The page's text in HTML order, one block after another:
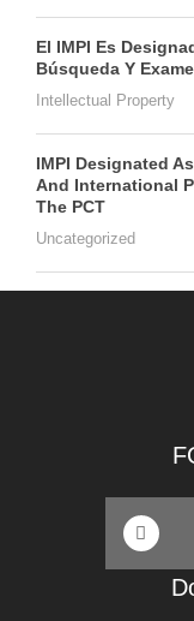
El IMPI Es
Búsqueda Y
Intellectual Property
IMPI Designated
And International
The PCT
Uncategorized